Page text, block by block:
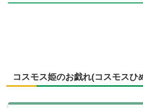
コスモス姫のお戯れ(コスモスひ